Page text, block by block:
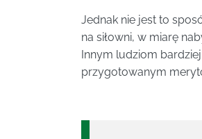
Jednak nie jest to
na siłowni, w miarę
Innym ludziom
przygotowanym